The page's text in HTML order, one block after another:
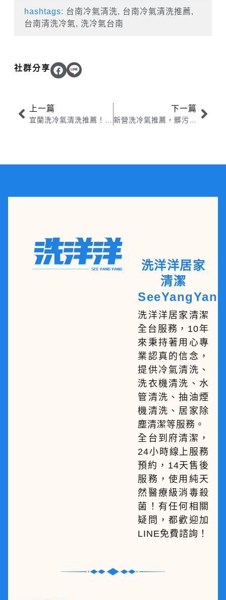
hashtags: 台南冷氣清洗, 台南冷氣清洗推薦,
台南清洗冷氣, 洗冷氣台南
社群分享
上一篇 下一篇
洗洋洋居家
清潔
SeeYangYang
洗洋洋居家清潔
全台服務，10年
來秉持著用心專
業認真的信念，
提供冷氣清洗、
洗衣機清洗、水
管清洗、抽油煙
機清洗、居家除
塵清潔等服務。
全台到府清潔，
24小時線上服務
預約，14天售後
服務，使用純天
然醫療級消毒殺
菌！有任何相關
疑問，都歡迎加
LINE免費諮詢！